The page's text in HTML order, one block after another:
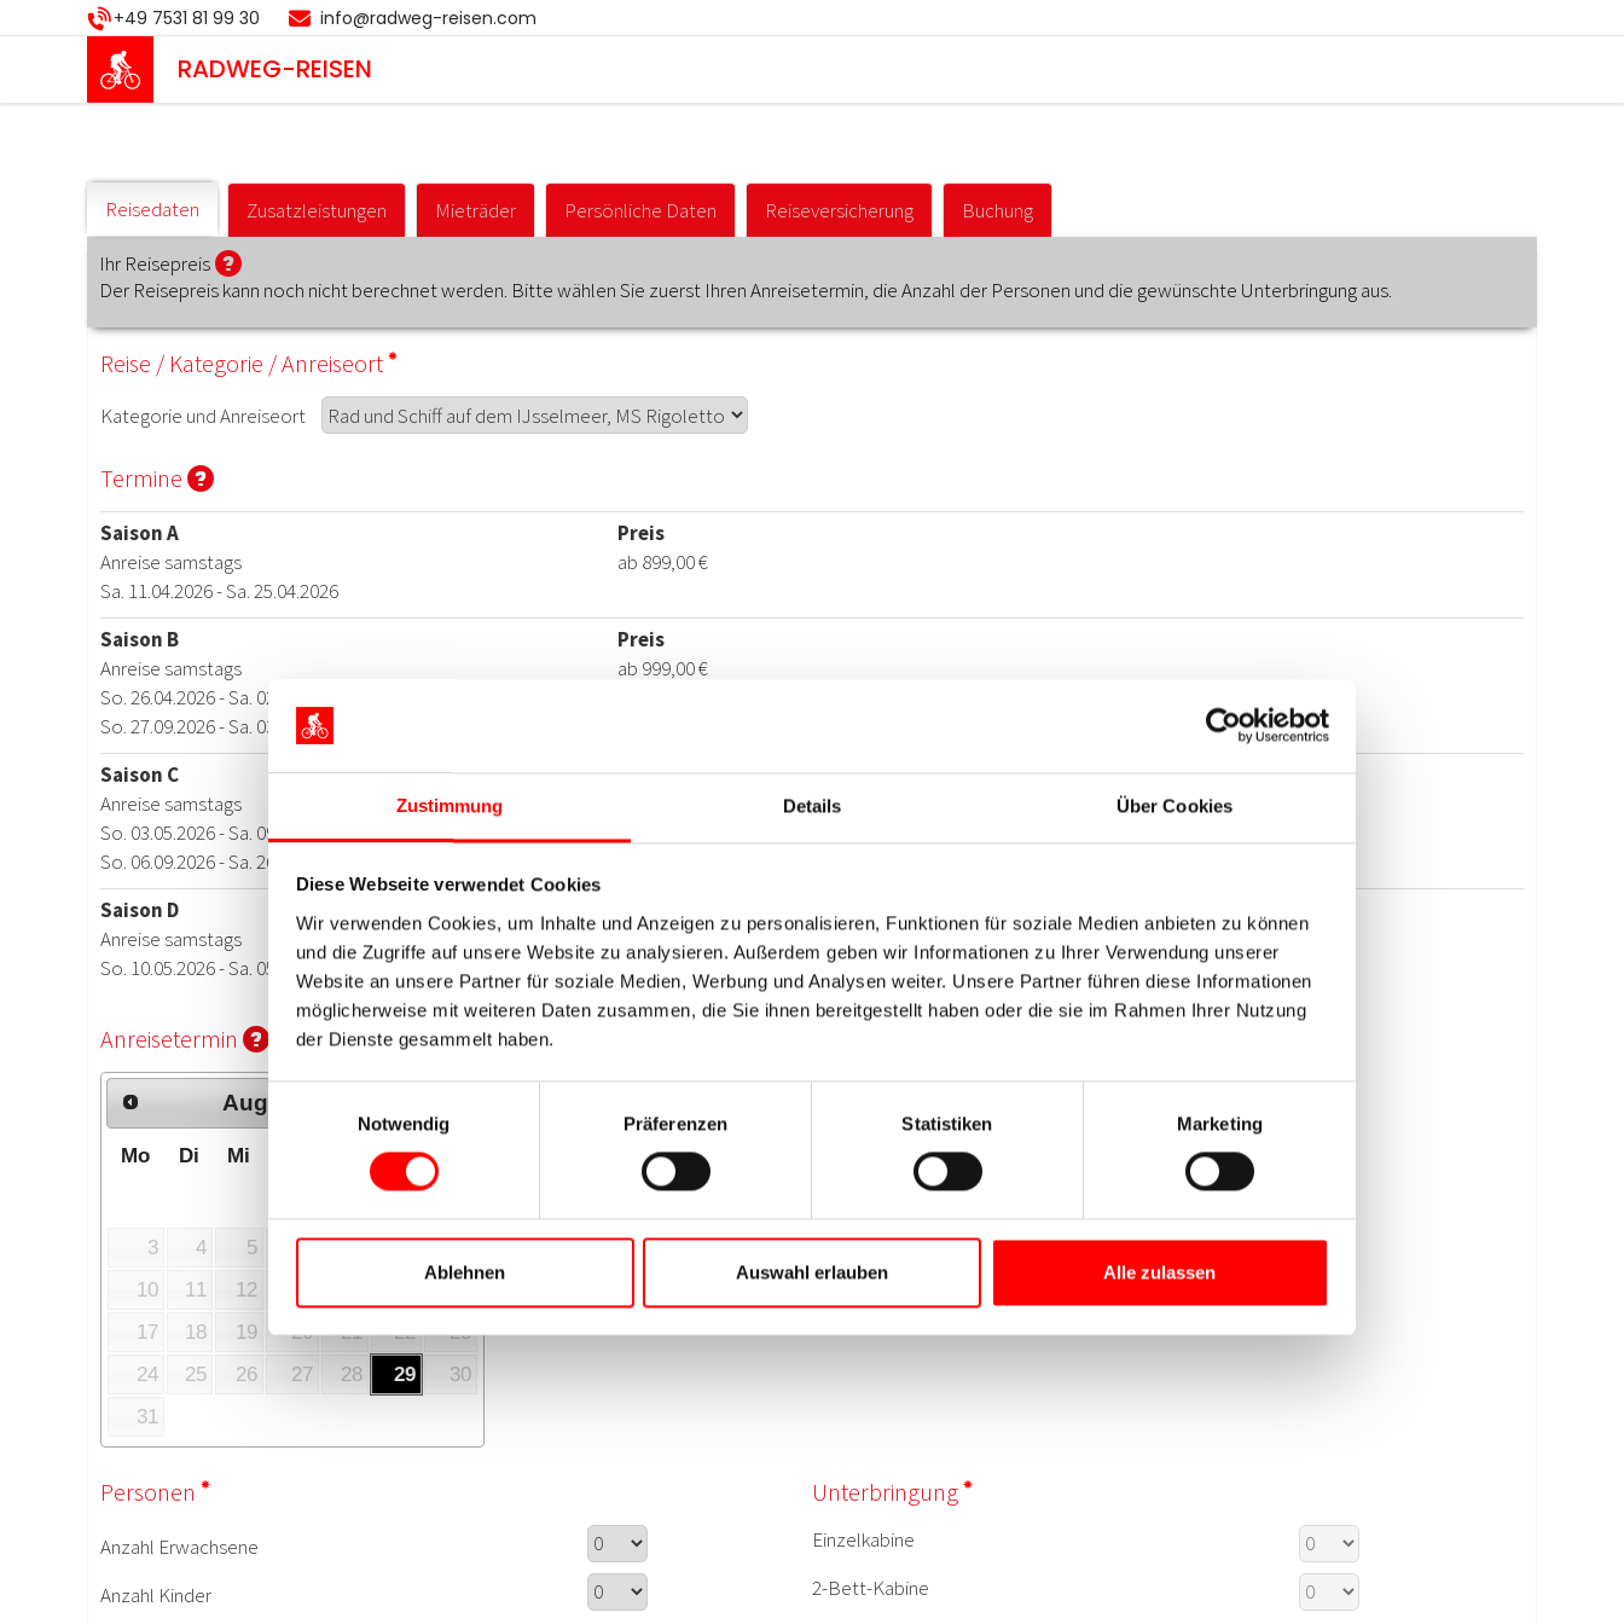
Zustimmung Details Über Cookies
Diese Webseite verwendet Cookies
Wir verwenden Cookies, um Inhalte und Anzeigen zu personalisieren, Funktionen für soziale Medien anbieten zu können
und die Zugriffe auf unsere Website zu analysieren. Außerdem geben wir Informationen zu Ihrer Verwendung unserer
Website an unsere Partner für soziale Medien, Werbung und Analysen weiter. Unsere Partner führen diese Informationen
möglicherweise mit weiteren Daten zusammen, die Sie ihnen bereitgestellt haben oder die sie im Rahmen Ihrer Nutzung
der Dienste gesammelt haben.
Notwendig
Präferenzen Statistiken Marketing
Ablehnen Auswahl erlauben Alle zulassen
zum
+49 7531 81 99 30 info@radweg-reisen.com
RADWEG-REISEN